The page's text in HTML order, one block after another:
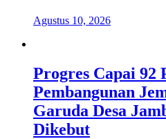
Agustus 10, 2026
Progres Capai 92
Pembangunan
Garuda Desa
Dikebut